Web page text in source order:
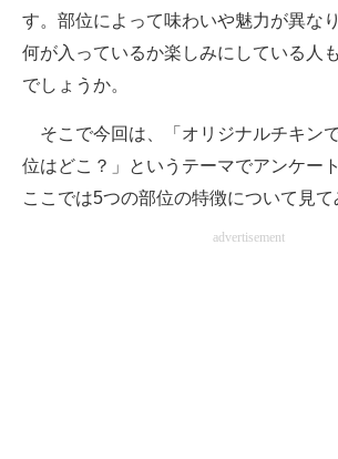
進化するPCとデバイスの未来
好きが集まる 比べて選べる
企業ITのトレンドを詳説
す。部位によって味わいや魅力が異な
何が入っているか楽しみにしている人
でしょうか。
そこで今回は、「オリジナルチキン
位はどこ？」というテーマでアンケー
ここでは5つの部位の特徴について見て
advertisement